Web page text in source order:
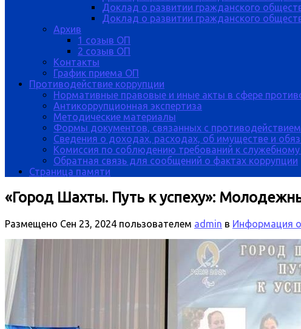
Доклад о развитии гражданского
Доклад о развитии гражданского
Архив
1 созыв ОП
2 созыв ОП
Контакты
График приема ОП
Противодействие коррупции
Нормативные правовые и иные акты в сфере
Антикоррупционная экспертиза
Методические материалы
Формы документов, связанных с
Сведения о доходах, расходах, об имуществе и
Комиссия по соблюдению требований к
Обратная связь для сообщений о фактах коррупции
Страница памяти
«Город Шахты. Путь к успеху»:
Размещено Сен 23, 2024 пользователем admin в Информация о